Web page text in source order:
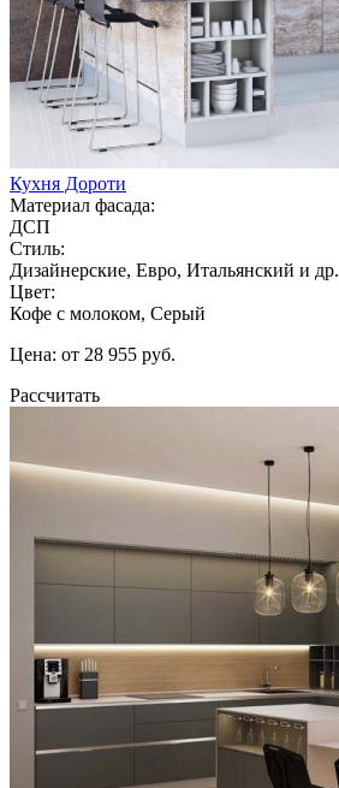
Кухня Дороти
Материал фасада:
ДСП
Стиль:
Дизайнерские, Евро, Итальянский и др.
Цвет:
Кофе с молоком, Серый
Цена: от 28 955 руб.
Рассчитать